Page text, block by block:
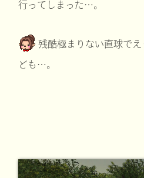
行ってしまった…。
残酷極まりない直球で
ども…。